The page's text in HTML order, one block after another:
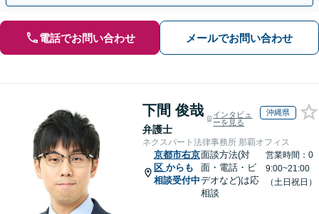
電話でお問い合わせ メールでお問い合わせ
下間 俊哉
弁護士
インタビュ
ーを見る
沖縄県
ネクスパート法律事務所 那覇オフィス
京都市右京
区 からも
相談受付中
面談方法(対
面・電話・ビ
デオなど)は応
相談
営業時間：0
9:00~21:00
（土日祝日）